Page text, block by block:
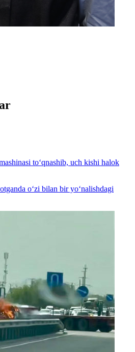
to‘qnashib, uch kishi halok
o‘zi bilan bir yo‘nalishdagi